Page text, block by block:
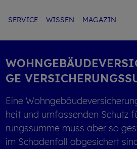
SER­VICE WIS­SEN
MA­GA­ZIN
GE
Eine
heit und um­fas­sen­den Schutz
rungs­sum­me muss aber so
im Scha­den­fall ab­ge­si­chert